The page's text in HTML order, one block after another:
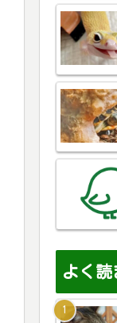
よく